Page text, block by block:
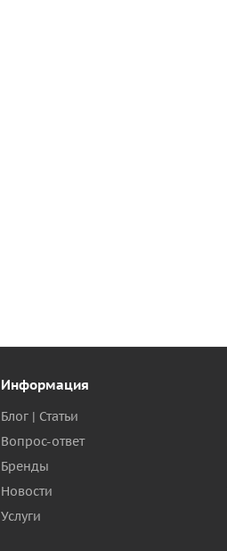
Информация
Блог | Статьи
Вопрос-ответ
Бренды
Новости
Услуги